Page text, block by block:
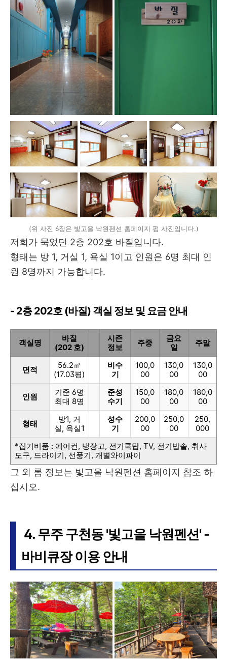
(위 사진 6장은 빛고을 낙원펜션 홈페이지 펌 사진입니다.)
저희가 묵었던 2층 202호 바질입니다.
형태는 방 1, 거실 1, 욕실 1이고 인원은 6명 최대 인
원 8명까지 가능합니다.
- 2층 202호 (바질) 객실 정보 및 요금 안내
객실명
바질
(202 호)
시즌
정보
주중
금요
일
주말
면적
56.2㎡
(17.03평)
비수
기
100,0
00
130,0
00
130,0
00
인원
기준 6명
최대 8명
준성
수기
150,0
00
180,0
00
180,0
00
형태
방1, 거
실, 욕실1
성수
기
200,0
00
250,0
00
250,
000
*집기비품 : 에어컨, 냉장고, 전기쿡탑, TV, 전기밥솥, 취사
도구, 드라이기, 선풍기, 개별와이파이
그 외 롬 정보는 빛고을 낙원펜션 홈페이지 참조 하
십시오.
4. 무주 구천동 '빛고을 낙원펜션' -
바비큐장 이용 안내